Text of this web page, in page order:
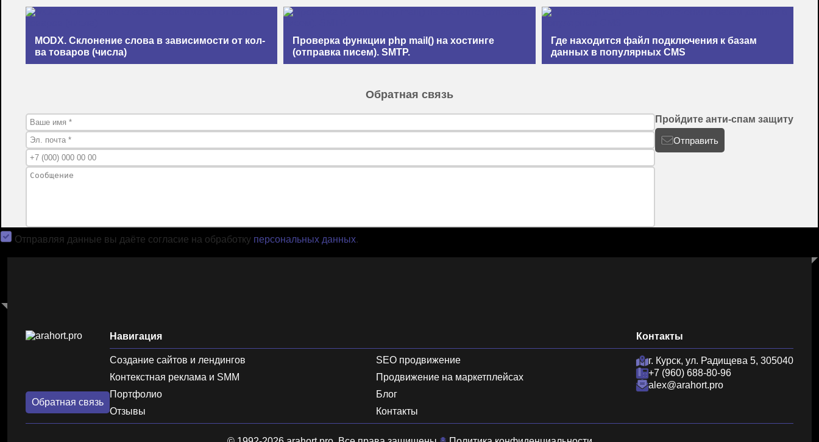
MODX. Склонение слова в зависимости от кол-
ва товаров (числа)
Проверка функции php mail() на хостинге
(отправка писем). SMTP.
Где находится файл подключения к базам
данных в популярных CMS
Обратная связь
Пройдите анти-спам защиту
Отправить
Отправляя данные вы даёте согласие на обработку персональных данных.
Обратная связь
Навигация
Создание сайтов и лендингов
SEO продвижение
Контекстная реклама и SMM
Продвижение на маркетплейсах
Портфолио
Блог
Отзывы
Контакты
Контакты
г. Курск, ул. Радищева 5, 305040
+7 (960) 688-80-96
alex@arahort.pro